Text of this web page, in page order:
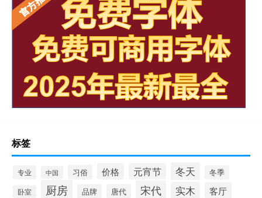
标签
专业 中国 习俗 价格 元宵节 冬天 冬季
卧室 厨房 品牌 唐代 宋代 实木 客厅